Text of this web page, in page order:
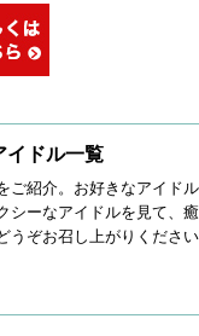
イドル一覧
紹介。お好きなアイドル
シーなアイドルを見て、
ぞお召し上がりください